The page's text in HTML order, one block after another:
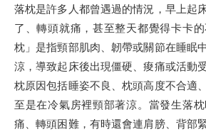
落枕是許多人都曾遇過的情況，早上起
了、轉頭就痛，甚至整天都覺得卡卡
枕」是指頸部肌肉、韌帶或關節在睡眠
涼，導致起床後出現僵硬、痠痛或活動
枕原因包括睡姿不良、枕頭高度不合適
至是在冷氣房裡頸部著涼。當發生落
痛、轉頭困難，有時還會連肩膀、背部